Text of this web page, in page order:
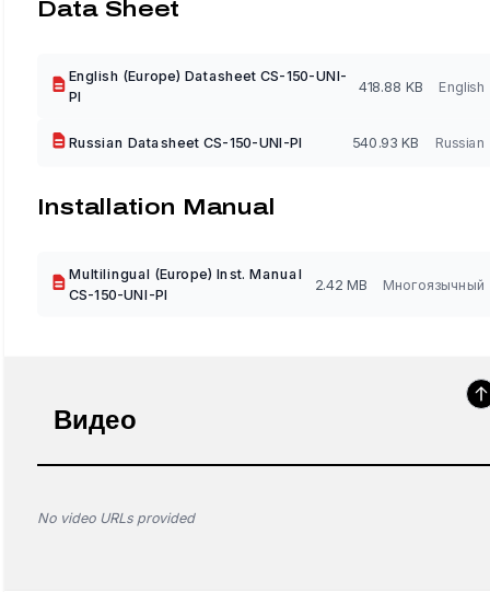
Data Sheet
English (Europe) Datasheet CS-150-UNI-
PI
418.88 KB English
Russian Datasheet CS-150-UNI-PI 540.93 KB Russian
Installation Manual
Multilingual (Europe) Inst. Manual
CS-150-UNI-PI
2.42 MB Многоязычный
Видео
No video URLs provided